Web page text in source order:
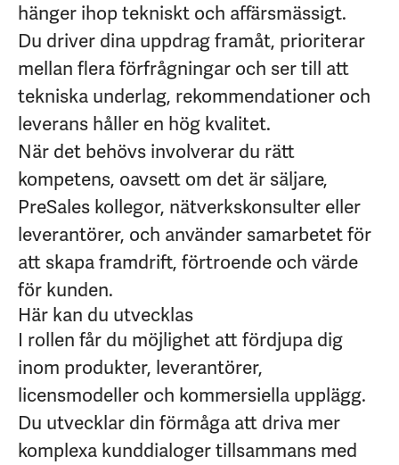
hänger ihop tekniskt och affärsmässigt.
Du driver dina uppdrag framåt, prioriterar
mellan flera förfrågningar och ser till att
tekniska underlag, rekommendationer och
leverans håller en hög kvalitet.
När det behövs involverar du rätt
kompetens, oavsett om det är säljare,
PreSales kollegor, nätverkskonsulter eller
leverantörer, och använder samarbetet för
att skapa framdrift, förtroende och värde
för kunden.
Här kan du utvecklas
I rollen får du möjlighet att fördjupa dig
inom produkter, leverantörer,
licensmodeller och kommersiella upplägg.
Du utvecklar din förmåga att driva mer
komplexa kunddialoger tillsammans med